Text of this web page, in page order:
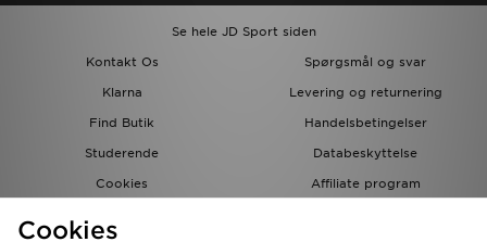
Se hele JD Sport siden
Kontakt Os
Spørgsmål og svar
Klarna
Levering og returnering
Find Butik
Handelsbetingelser
Studerende
Databeskyttelse
Cookies
Affiliate program
Cookies